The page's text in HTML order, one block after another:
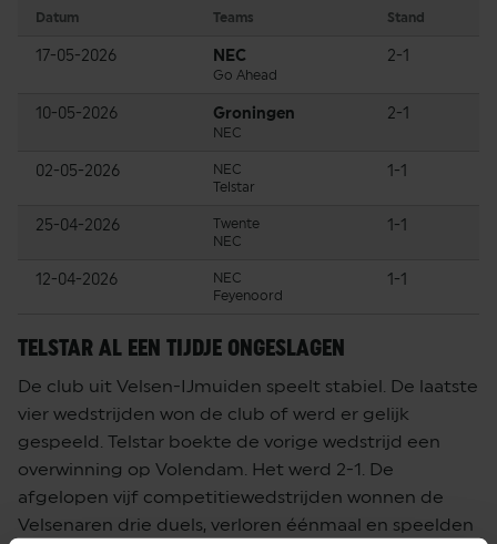
Datum Teams Stand
17-05-2026 NEC
Go Ahead
2-1
10-05-2026 Groningen
NEC
2-1
02-05-2026
NEC
Telstar
1-1
25-04-2026
Twente
NEC
1-1
12-04-2026
NEC
Feyenoord
1-1
TELSTAR AL EEN TIJDJE ONGESLAGEN
De club uit Velsen-IJmuiden speelt stabiel. De laatste
vier wedstrijden won de club of werd er gelijk
gespeeld. Telstar boekte de vorige wedstrijd een
overwinning op Volendam. Het werd 2-1. De
afgelopen vijf competitiewedstrijden wonnen de
Velsenaren drie duels, verloren éénmaal en speelden